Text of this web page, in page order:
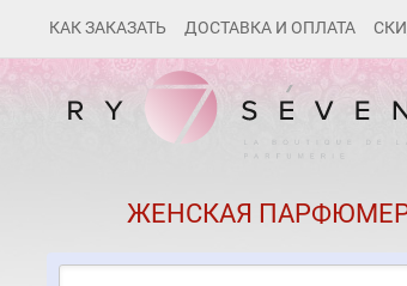
КАК ЗАКАЗАТЬ ДОСТАВКА И ОПЛАТА
ЖЕНСКАЯ